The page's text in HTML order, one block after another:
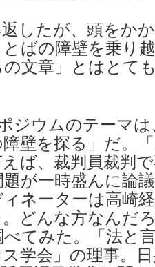
したが、頭をか
とばの障壁を乗り
の文章」とはとて
ジウムのテーマ
障壁を探る」だ。
ば、裁判員裁判
が一時盛んに論
ネーターは高崎
どんな方なんだ
てみた。「法と
ス学会」の理事。